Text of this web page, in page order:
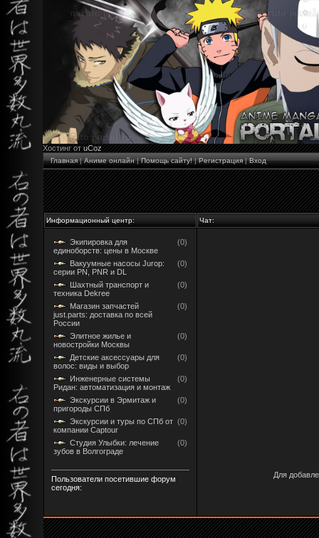
Хостинг отuCoz
Главная|Аниме онлайн|Помощь сайту!|Регистрация|Вход
Информационный центр: Чат:
Экипировка для
единоборств: цены в Москве
(0)
Вакуумные насосы Jurop:
серии PN, PNR и DL
(0)
Шахтный транспорт и
техника Dekree
(0)
Магазин запчастей
just.parts: доставка по всей
России
(0)
Элитное жилье и
новостройки Москвы
(0)
Детские аксессуары для
волос: виды и выбор
(0)
Инженерные системы
Ридан: автоматизация и монтаж
(0)
Экскурсии в Эрмитаж и
пригороды СПб
(0)
Экскурсии и туры по СПб от
компании Captour
(0)
Студия Улыбки: лечение
зубов в Волгограде
(0)
Пользователи посетившие форум
сегодня:
Для